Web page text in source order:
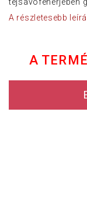
A részletesebb
A